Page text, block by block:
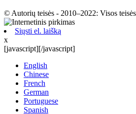
© Autorių teisės - 2010–2022: Visos
Siųsti el. laišką
x
[javascript] [/javascript]
English
Chinese
French
German
Portuguese
Spanish